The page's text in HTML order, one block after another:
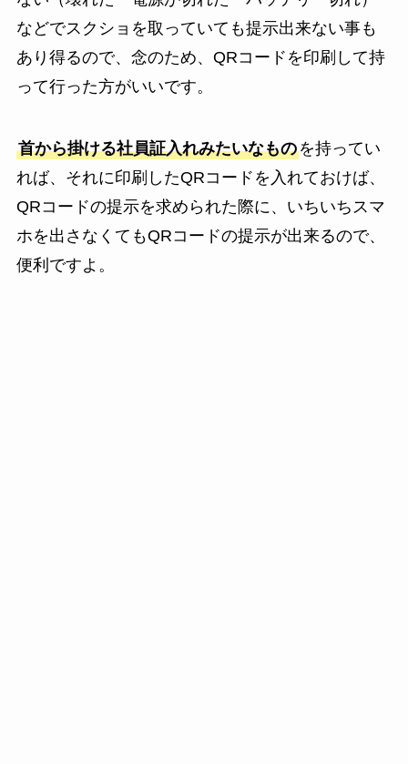
などでスクショを取っていても提示出来ない事も
あり得るので、念のため、QRコードを印刷して持
って行った方がいいです。
首から掛ける社員証入れみたいなものを持ってい
れば、それに印刷したQRコードを入れておけば、
QRコードの提示を求められた際に、いちいちスマ
ホを出さなくてもQRコードの提示が出来るので、
便利ですよ。